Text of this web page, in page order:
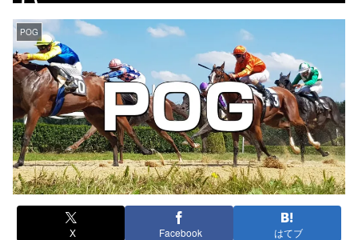
POG
X Facebook はてブ